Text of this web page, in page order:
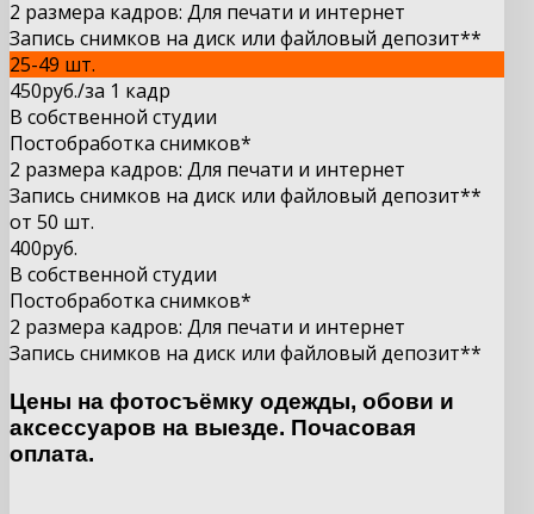
2 размера кадров: Для печати и интернет
Запись снимков на диск или файловый депозит**
25-49 шт.
450руб./за 1 кадр
В собственной студии
Постобработка снимков*
2 размера кадров: Для печати и интернет
Запись снимков на диск или файловый депозит**
от 50 шт.
400руб.
В собственной студии
Постобработка снимков*
2 размера кадров: Для печати и интернет
Запись снимков на диск или файловый депозит**
Цены на фотосъёмку одежды, обови и
аксессуаров на выезде. Почасовая
оплата.